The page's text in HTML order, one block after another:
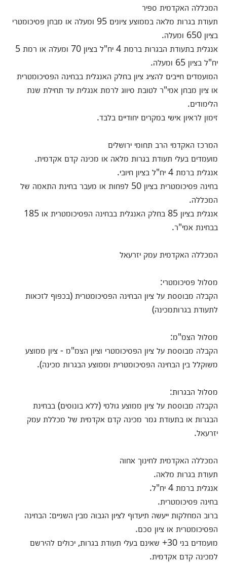
המכללה האקדמית ספיר
תעודת בגרות מלאה בממוצע ציונים 95 ומעלה או מבחן פסיכומטרי
בציון 650 ומעלה.
אנגלית בתעודת הבגרות ברמת 4 יח"ל בציון 70 ומעלה או רמת 5
יח"ל בציון 65 ומעלה.
המועמדים חייבים להציג ציון בחלק האנגלית בבחינה הפסיכומטרית
או ציון מבחן אמי"ר לטובת סיווג לרמת אנגלית עד תחילת שנת
הלימודים.
זימון לראיון אישי במקרים יחודיים בלבד.
המרכז האקדמי הרב תחומי ירושלים
מועמדים בעלי תעודת בגרות מלאה או מכינה קדם אקדמית.
אנגלית ברמת 4 יח"ל בציון חיובי.
בחינה פסיכומטרית בציון 50 לפחות או מעבר בחינת התאמה של
המכללה.
אנגלית בציון 85 בחלק האנגלית בבחינה הפסיכומטרית או 185
בבחינת אמי"ר.
המכללה האקדמית עמק יזרעאל
מסלול פסיכומטרי:
הקבלה מבוססת על ציון הבחינה הפסיכומטרית (בכפוף לזכאות
לתעודת בגרותמכינה)
מסלול הצמ"מ:
הקבלה מבוססת על ציון הפסיכומטרי וציון הצמ"מ - ציון ממוצע
משוקלל בין הבחינה הפסיכומטרית וממוצע הבגרות מכינה).
מסלול הבגרות:
הקבלה מבוססת על ציון ממוצע גולמי (ללא בונוסים) בבחינת
הבגרות או בתעודת גמר מכינה קדם אקדמית של מכללת עמק
יזרעאל.
המכללה האקדמית לחינוך אחוה
תעודת בגרות מלאה.
אנגלית ברמת 4 יח"ל.
בחינה פסיכומטרית.
ברוב המחלקות ייעשה תיעדוף לציון הגבוה מבין השניים: הבחינה
הפסיכומטרית או ציון סכם.
מועמדים בני 30+ שאינם בעלי תעודת בגרות, יכולים להירשם
למכינה קדם אקדמית.